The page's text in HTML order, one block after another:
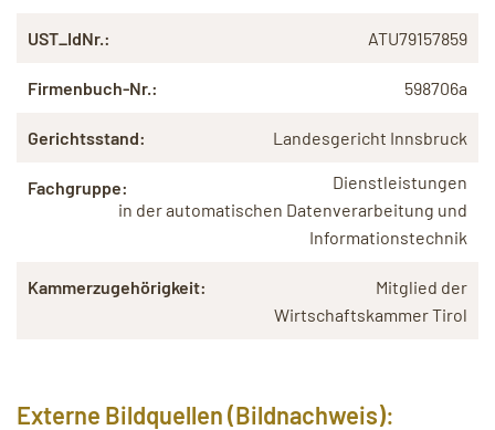
UST_IdNr.: ATU79157859
Firmenbuch-Nr.: 598706a
Gerichtsstand: Landesgericht Innsbruck
Fachgruppe:
Dienstleistungen
in derautomatischen Datenverarbeitung und
Informationstechnik
Kammerzugehörigkeit:
Mitglied der
Wirtschaftskammer Tirol
Externe Bildquellen (Bildnachweis):